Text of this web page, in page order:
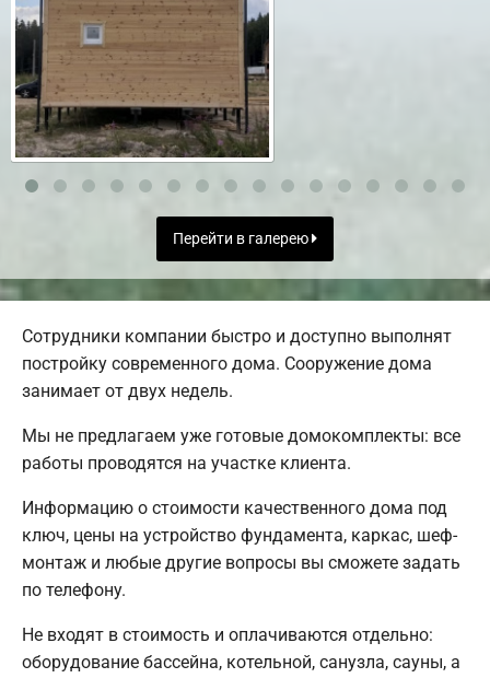
Перейти в галерею
Сотрудники компании быстро и доступно выполнят
постройку современного дома. Сооружение дома
занимает от двух недель.
Мы не предлагаем уже готовые домокомплекты: все
работы проводятся на участке клиента.
Информацию о стоимости качественного дома под
ключ, цены на устройство фундамента, каркас, шеф-
монтаж и любые другие вопросы вы сможете задать
по телефону.
Не входят в стоимость и оплачиваются отдельно:
оборудование бассейна, котельной, санузла, сауны, а